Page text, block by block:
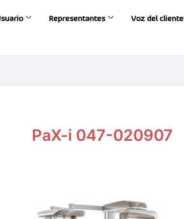
Representantes Voz del cliente
PaX-i 047-020907